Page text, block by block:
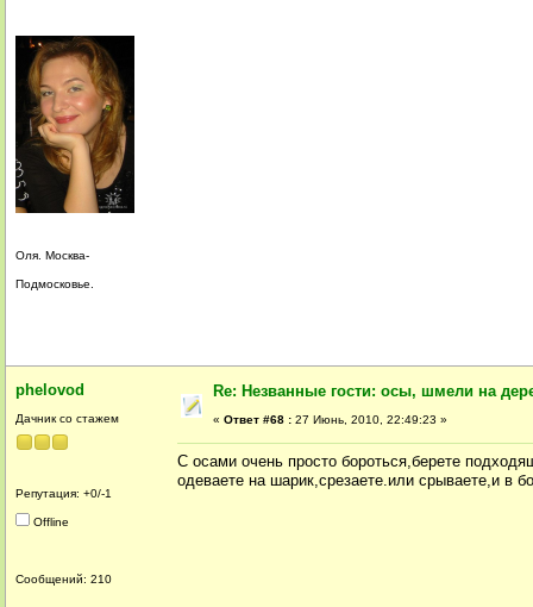
Оля. Москва-
Подмосковье.
phelovod
Дачник со стажем
Репутация: +0/-1
Offline
Сообщений: 210
Re: Незванные гости: осы, шмели на
« Ответ #68 : 27 Июнь, 2010, 22:49:23 »
С осами очень просто бороться,берете
одеваете на шарик,срезаете.или срываете,и в